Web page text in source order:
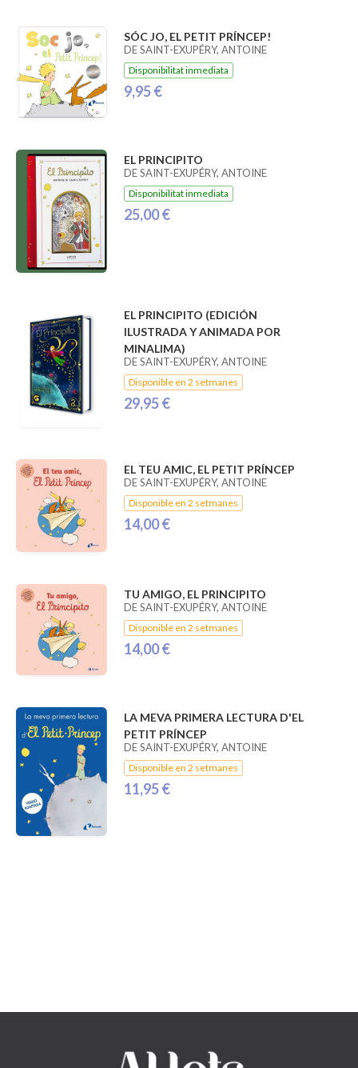
SÓC JO, EL PETIT PRÍNCEP!
DE SAINT-EXUPÉRY, ANTOINE
Disponibilitat inmediata
9,95 €
EL PRINCIPITO
DE SAINT-EXUPÉRY, ANTOINE
Disponibilitat inmediata
25,00 €
EL PRINCIPITO (EDICIÓN
ILUSTRADA Y ANIMADA POR
MINALIMA)
DE SAINT-EXUPÉRY, ANTOINE
Disponible en 2 setmanes
29,95 €
EL TEU AMIC, EL PETIT PRÍNCEP
DE SAINT-EXUPÉRY, ANTOINE
Disponible en 2 setmanes
14,00 €
TU AMIGO, EL PRINCIPITO
DE SAINT-EXUPÉRY, ANTOINE
Disponible en 2 setmanes
14,00 €
LA MEVA PRIMERA LECTURA D'EL
PETIT PRÍNCEP
DE SAINT-EXUPÉRY, ANTOINE
Disponible en 2 setmanes
11,95 €